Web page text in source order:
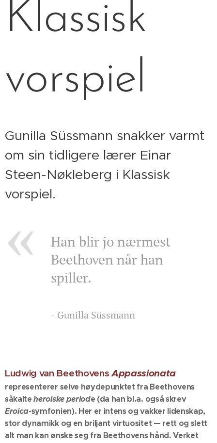
Klassisk
vorspiel
Gunilla Süssmann snakker varmt
om sin tidligere lærer Einar
Steen-Nøkleberg i Klassisk
vorspiel.
Han blir jo nærmest
Beethoven når han
spiller.
- Gunilla Süssmann
Ludwig van Beethovens Appassionata
representerer selve høydepunktet fra Beethovens
såkalteheroiske periode (da han bl.a. også skrev
Eroica-symfonien). Her er intens og vakker lidenskap,
stor dynamikk og en briljant virtuositet — rett og slett
alt man kan ønske seg fra Beethovens hånd. Verket